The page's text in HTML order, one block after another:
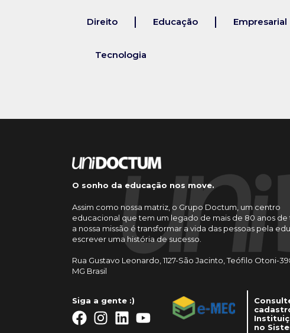
Direito Educação Empresarial
Tecnologia
O sonho da educação nos move.
Assim como nossa matriz, o Grupo Doctum, um centro
educacional que tem um legado de mais de 80 anos de
a nossa missão é transformar a vida das pessoas pela
escrever uma história de sucesso.
Rua Gustavo Leonardo, 1127-São Jacinto, Teófilo Otoni-
MG Brasil
Siga a gente :)
no